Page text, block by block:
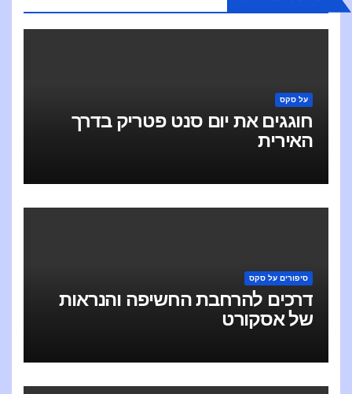
על סקס
חוגגים את יום סנט פטריק בדרך
האירית
סיפורים על סקס
דרכים להרחבת החשיפה והנראות
של אסקורט